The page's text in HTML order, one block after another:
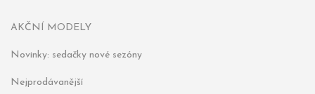
AKČNÍ MODELY
Novinky: sedačky nové sezóny
Nejprodávanější